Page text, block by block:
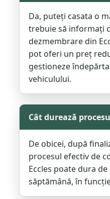
Da, puteți casata o
trebuie să informați
dezmembrare din
pot oferi un preț
gestioneze
vehiculului.
Cât durează
De obicei, după
procesul efectiv de
Eccles poate dura
săptămână, în